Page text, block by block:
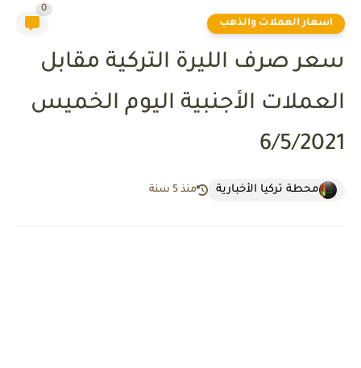
اسعار العملات والذهب
0
سعر صرف الليرة التركية مقابل
العملات الأجنبية اليوم الخميس
6/5/2021
محطة تركيا الأخبارية منذ 5 سنة